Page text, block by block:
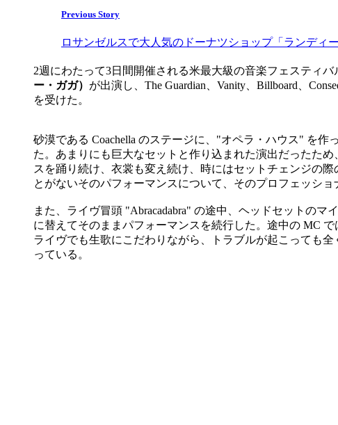
Previous Story
ロサンゼルスで大人気のドーナツショップ「ランディ
2週にわたって3日間開催される米最大級の音楽フェスティバ
ー・ガガ） が出演し、The Guardian、Vanity、Billboard、
を受けた。
砂漠である Coachella のステージに、"オペラ・ハウス" を作
た。あまりにも巨大なセットと作り込まれた演出だったた
スを踊り続け、衣裳も変え続け、時にはセットチェンジの
とがないそのパフォーマンスについて、そのプロフェッショ
また、ライヴ冒頭 "Abracadabra" の途中、ヘッドセットの
に替えてそのままパフォーマンスを続行した。途中の MC で
ライヴでも生歌にこだわりながら、トラブルが起こっても
っている。